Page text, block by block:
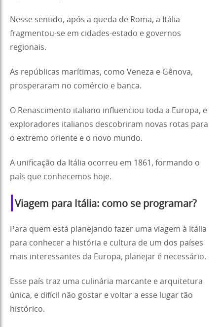
Nesse sentido, após a queda de Roma, a Itália
fragmentou-se em cidades-estado e governos
regionais.
As repúblicas marítimas, como Veneza e Gênova,
prosperaram no comércio e banca.
O Renascimento italiano influenciou toda a Europa, e
exploradores italianos descobriram novas rotas para
o extremo oriente e o novo mundo.
A unificação da Itália ocorreu em 1861, formando o
país que conhecemos hoje.
Viagem para Itália: como se programar?
Para quem está planejando fazer uma viagem à Itália
para conhecer a história e cultura de um dos países
mais interessantes da Europa, planejar é necessário.
Esse país traz uma culinária marcante e arquitetura
única, e difícil não gostar e voltar a esse lugar tão
histórico.